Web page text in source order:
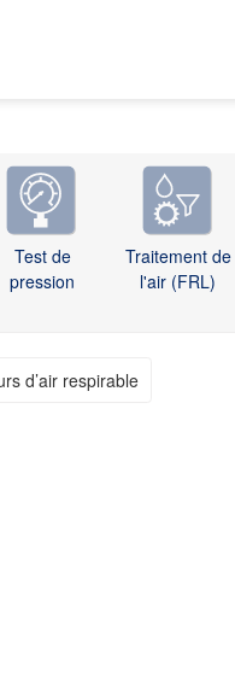
Test de
pression
Traitement de
l'air (FRL)
d’air respirable